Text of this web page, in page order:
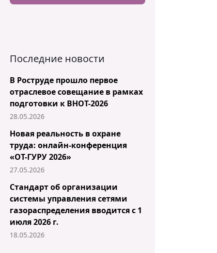
Последние новости
В Роструде прошло первое
отраслевое совещание в рамках
подготовки к ВНОТ-2026
28.05.2026
Новая реальность в охране
труда: онлайн-конференция
«ОТ-ГУРУ 2026»
27.05.2026
Стандарт об организации
системы управления сетями
газораспределения вводится с 1
июля 2026 г.
18.05.2026